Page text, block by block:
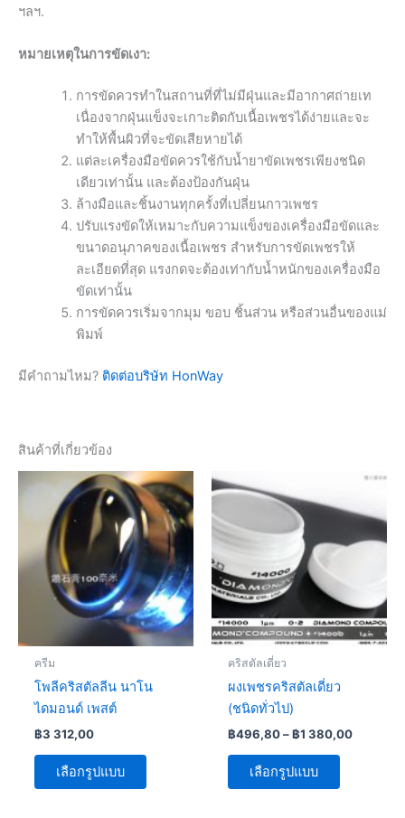
ฯลฯ.
หมายเหตุในการขัดเงา:
การขัดควรทำในสถานที่ที่ไม่มีฝุ่นและมีอากาศถ่ายเท
เนื่องจากฝุ่นแข็งจะเกาะติดกับเนื้อเพชรได้ง่ายและจะ
ทำให้พื้นผิวที่จะขัดเสียหายได้
แต่ละเครื่องมือขัดควรใช้กับน้ำยาขัดเพชรเพียงชนิด
เดียวเท่านั้น และต้องป้องกันฝุ่น
ล้างมือและชิ้นงานทุกครั้งที่เปลี่ยนกาวเพชร
ปรับแรงขัดให้เหมาะกับความแข็งของเครื่องมือขัดและ
ขนาดอนุภาคของเนื้อเพชร สำหรับการขัดเพชรให้
ละเอียดที่สุด แรงกดจะต้องเท่ากับน้ำหนักของเครื่องมือ
ขัดเท่านั้น
การขัดควรเริ่มจากมุม ขอบ ชิ้นส่วน หรือส่วนอื่นของแม่
พิมพ์
มีคำถามไหม? ติดต่อบริษัท HonWay
สินค้าที่เกี่ยวข้อง
ครีม
โพลีคริสตัลลีน นาโน
ไดมอนด์ เพสต์
฿3 312,00
เลือกรูปแบบ
This
product
has
multiple
variants.
The
options
may
page
คริสตัลเดี่ยว
ผงเพชรคริสตัลเดี่ยว
(ชนิดทั่วไป)
฿496,80 – ฿1 380,00
Price
฿496,80
through
฿1
เลือกรูปแบบ
This
multiple
options
may
product
page